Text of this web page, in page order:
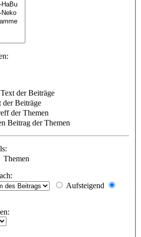
der Beiträge
Beiträge
der Themen
Beitrag der Themen
Themen
Aufsteigend